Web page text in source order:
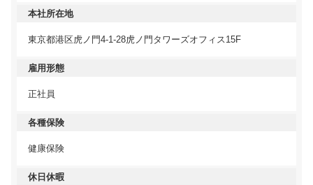
本社所在地
東京都港区虎ノ門4-1-28虎ノ門タワーズオフィス15F
雇用形態
正社員
各種保険
健康保険
休日休暇